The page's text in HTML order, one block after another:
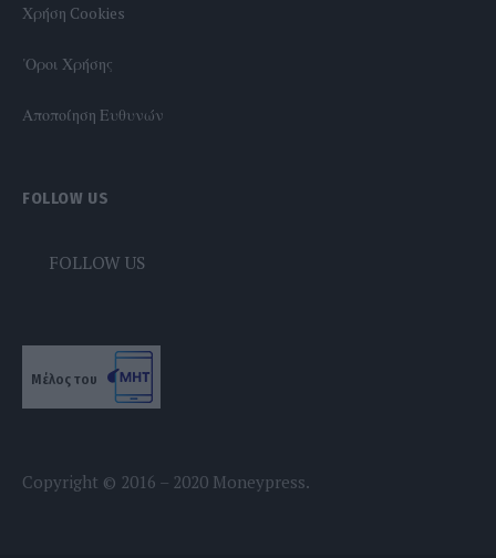
Χρήση Cookies
'Οροι Χρήσης
Αποποίηση Ευθυνών
FOLLOW US
FOLLOW US
Μέλος του
Copyright © 2016 – 2020 Moneypress.